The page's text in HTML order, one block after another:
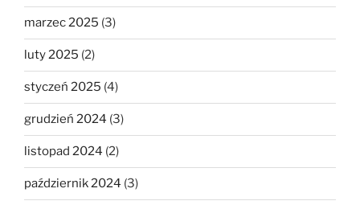
marzec 2025 (3)
luty 2025 (2)
styczeń 2025 (4)
grudzień 2024 (3)
listopad 2024 (2)
październik 2024 (3)